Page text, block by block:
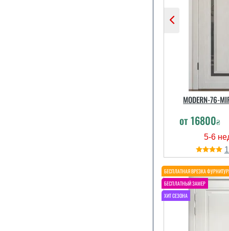
Двері
непогані по
трохи
MODERN-76-
от16800₴
1